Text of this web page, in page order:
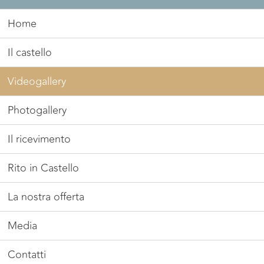
Home
Il castello
Videogallery
Photogallery
Il ricevimento
Rito in Castello
La nostra offerta
Media
Contatti